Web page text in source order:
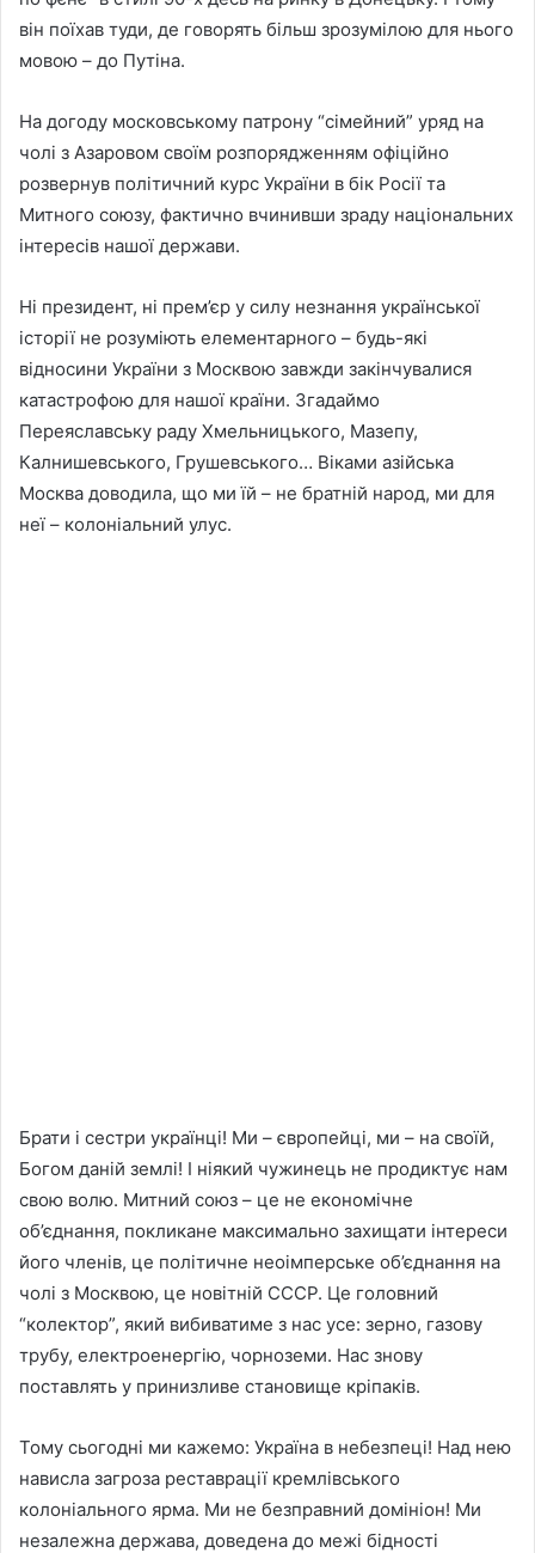
він поїхав туди, де говорять більш зрозумілою для нього
мовою – до Путіна.
На догоду московському патрону “сімейний” уряд на
чолі з Азаровом своїм розпорядженням офіційно
розвернув політичний курс України в бік Росії та
Митного союзу, фактично вчинивши зраду національних
інтересів нашої держави.
Ні президент, ні прем’єр у силу незнання української
історії не розуміють елементарного – будь-які
відносини України з Москвою завжди закінчувалися
катастрофою для нашої країни. Згадаймо
Переяславську раду Хмельницького, Мазепу,
Калнишевського, Грушевського… Віками азійська
Москва доводила, що ми їй – не братній народ, ми для
неї – колоніальний улус.
Брати і сестри українці! Ми – європейці, ми – на своїй,
Богом даній землі! І ніякий чужинець не продиктує нам
свою волю. Митний союз – це не економічне
об’єднання, покликане максимально захищати інтереси
його членів, це політичне неоімперське об’єднання на
чолі з Москвою, це новітній СССР. Це головний
“колектор”, який вибиватиме з нас усе: зерно, газову
трубу, електроенергію, чорноземи. Нас знову
поставлять у принизливе становище кріпаків.
Тому сьогодні ми кажемо: Україна в небезпеці! Над нею
нависла загроза реставрації кремлівського
колоніального ярма. Ми не безправний домініон! Ми
незалежна держава, доведена до межі бідності